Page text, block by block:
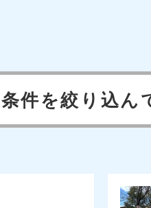
条件を絞り込ん